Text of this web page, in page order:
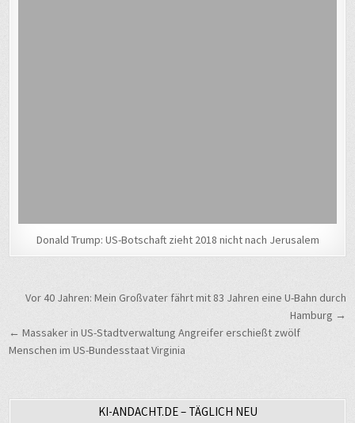
Donald Trump: US-Botschaft zieht 2018 nicht nach Jerusalem
Beitragsnavigation
Vor 40 Jahren: Mein Großvater fährt mit 83 Jahren eine U-Bahn durch
Hamburg →
← Massaker in US-Stadtverwaltung Angreifer erschießt zwölf
Menschen im US-Bundesstaat Virginia
KI-ANDACHT.DE – TÄGLICH NEU